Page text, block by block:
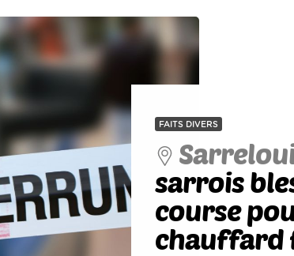
FAITS DIVERS
sarrois
course
chauffard